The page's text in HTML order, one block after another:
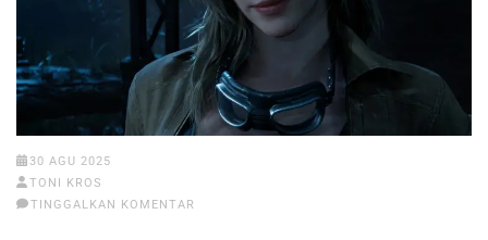
30 AGU 2025
TONI KROS
TINGGALKAN KOMENTAR